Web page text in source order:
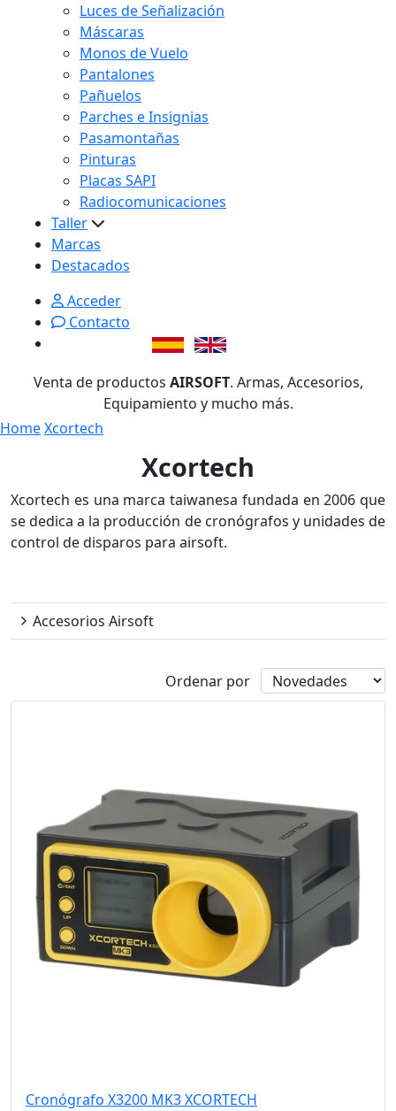
Luces de Señalización
Máscaras
Monos de Vuelo
Pantalones
Pañuelos
Parches e Insignias
Pasamontañas
Pinturas
Placas SAPI
Radiocomunicaciones
Taller
Marcas
Destacados
Acceder
Contacto
Venta de productos AIRSOFT. Armas, Accesorios,
Equipamiento y mucho más.
HomeXcortech
Xcortech
Xcortech es una marca taiwanesa fundada en 2006 que
se dedica a la producción de cronógrafos y unidades de
control de disparos para airsoft.
Accesorios Airsoft
Ordenar por
Cronógrafo X3200 MK3 XCORTECH